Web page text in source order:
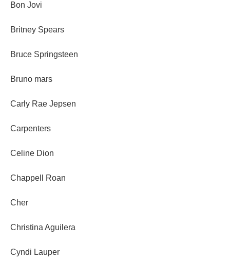
Bon Jovi
Britney Spears
Bruce Springsteen
Bruno mars
Carly Rae Jepsen
Carpenters
Celine Dion
Chappell Roan
Cher
Christina Aguilera
Cyndi Lauper